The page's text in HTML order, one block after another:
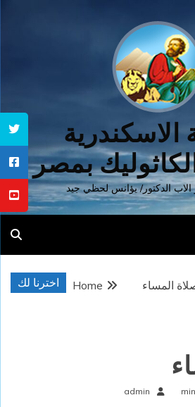
الاسكندرية
بمصر
الاب الدكتور/ يؤانس لحظي جيد
اخترنا لك Home المساء
admin